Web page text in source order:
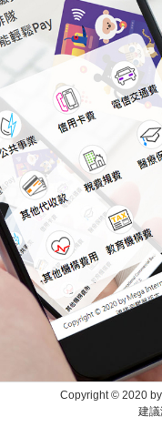
Copyright © 2020
建